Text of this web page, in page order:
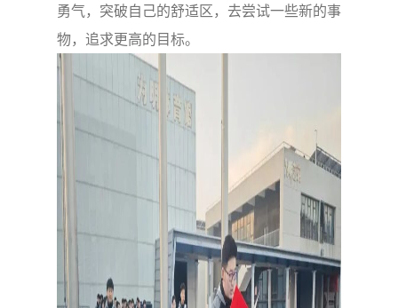
勇气，突破自己的舒适区，去尝试一些新的事
物，追求更高的目标。